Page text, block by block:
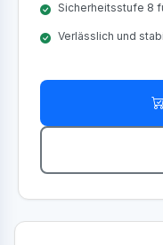
Sicherheitsstufe 8
Verlässlich und